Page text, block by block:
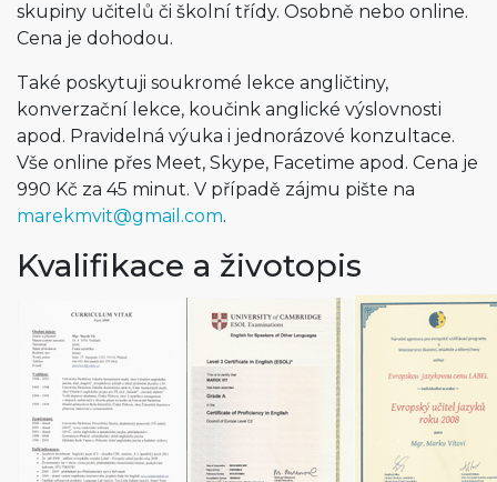
skupiny učitelů či školní třídy. Osobně nebo online.
Cena je dohodou.
Také poskytuji soukromé lekce angličtiny,
konverzační lekce, koučink anglické výslovnosti
apod. Pravidelná výuka i jednorázové konzultace.
Vše online přes Meet, Skype, Facetime apod. Cena je
990 Kč za 45 minut. V případě zájmu pište na
marekmvit@gmail.com.
Kvalifikace a životopis